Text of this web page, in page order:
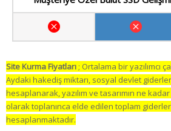
Site Kurma Fiyatları ; Ortalama bir yazılımcı
Aydaki hakediş miktarı, sosyal devlet
hesaplanarak, yazılım ve tasarımın ne
olarak toplanınca elde edilen toplam
hesaplanmaktadır.